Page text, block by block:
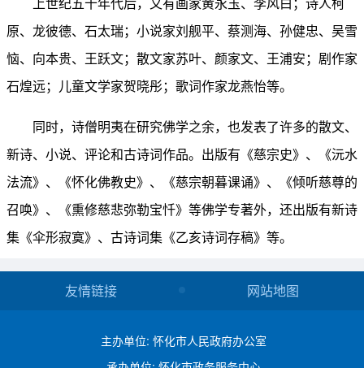
上世纪五十年代后，又有画家黄永玉、李风白；诗人柯
原、龙彼德、石太瑞；小说家刘舰平、蔡测海、孙健忠、吴雪
恼、向本贵、王跃文；散文家苏叶、颜家文、王浦安；剧作家
石煌远；儿童文学家贺晓彤；歌词作家龙燕怡等。
同时，诗僧明夷在研究佛学之余，也发表了许多的散文、
新诗、小说、评论和古诗词作品。出版有《慈宗史》、《沅水
法流》、《怀化佛教史》、《慈宗朝暮课诵》、《倾听慈尊的
召唤》、《熏修慈悲弥勒宝忏》等佛学专著外，还出版有新诗
集《伞形寂寞》、古诗词集《乙亥诗词存稿》等。
友情链接 网站地图
主办单位: 怀化市人民政府办公室